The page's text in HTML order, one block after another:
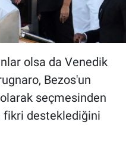
olsa da Venedik
Bezos'un
seçmesinden
fikri desteklediğini